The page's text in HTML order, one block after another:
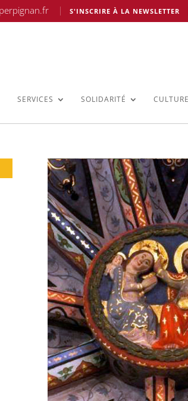
S'INSCRIRE À LA NEWSLETTER
SERVICES SOLIDARITÉ CULTURE